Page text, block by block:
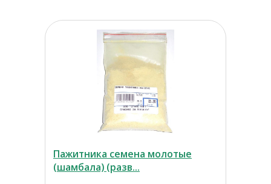
Пажитника семена молотые
(шамбала) (разв...